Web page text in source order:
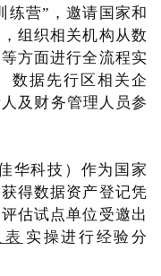
练营”，邀请国家和
组织相关机构从数
方面进行全流程实
数据先行区相关企
及财务管理人员参
华科技）作为国家
得数据资产登记凭
估试点单位受邀出
实操进行经验分